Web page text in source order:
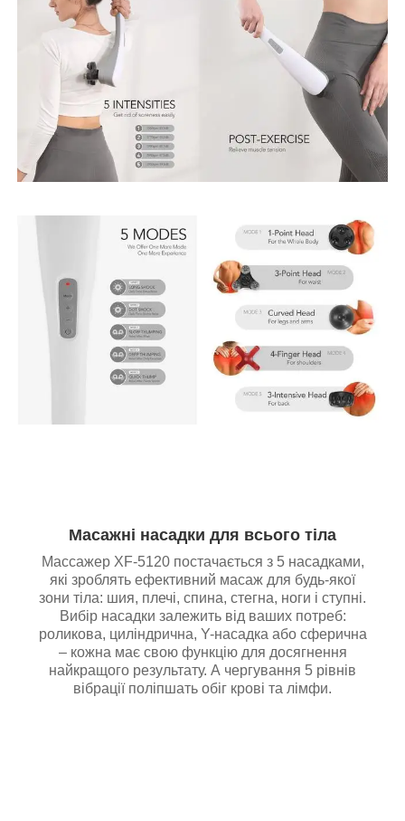
Масажні насадки для всього тіла
Массажер XF-5120 постачається з 5 насадками,
які зроблять ефективний масаж для будь-якої
зони тіла: шия, плечі, спина, стегна, ноги і ступні.
Вибір насадки залежить від ваших потреб:
роликова, циліндрична, Y-насадка або сферична
– кожна має свою функцію для досягнення
найкращого результату. А чергування 5 рівнів
вібрації поліпшать обіг крові та лімфи.